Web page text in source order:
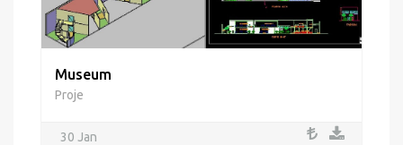
Museum
Proje
30 Jan